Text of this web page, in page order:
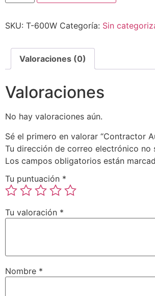
SKU: T-600W Categoría: Sin
Valoraciones (0)
Valoraciones
No hay valoraciones aún.
Sé el primero en valorar “Contractor
Tu dirección de correo electrónico no
Los campos obligatorios están
Tu puntuación *
Tu valoración *
Nombre *